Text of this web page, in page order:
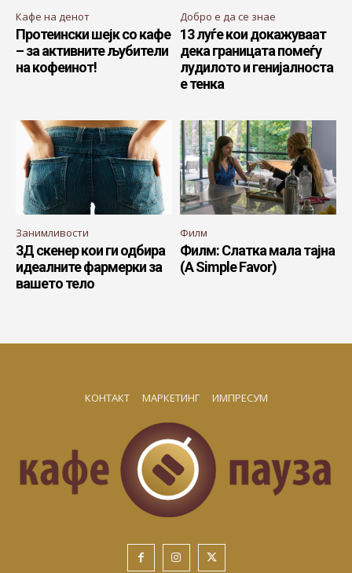
Кафе на денот
Протеински шејк со кафе
– за активните љубители
на кофеинот!
Добро е да се знае
13 луѓе кои докажуваат
дека границата помеѓу
лудилото и генијалноста
е тенка
Занимливости
3Д скенер кои ги одбира
идеалните фармерки за
вашето тело
Филм
Филм: Слатка мала тајна
(A Simple Favor)
КОНТАКТ МАРКЕТИНГ ИМПРЕСУМ